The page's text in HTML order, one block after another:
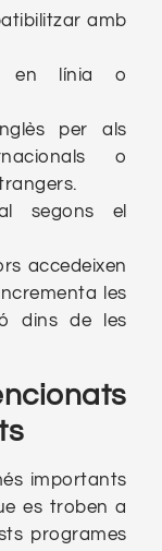
amb
en línia o
per als
o
segons el
accedeixen
les
dins de les
importants
es troben a
programes